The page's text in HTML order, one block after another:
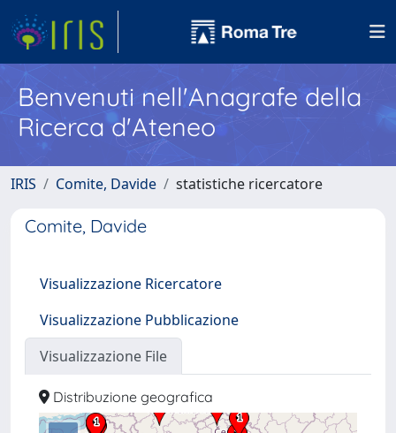
Benvenuti nell'Anagrafe della
Ricerca d'Ateneo
IRIS Comite, Davide statistiche ricercatore
Comite, Davide
Visualizzazione Ricercatore
Visualizzazione Pubblicazione
Visualizzazione File
Distribuzione geografica